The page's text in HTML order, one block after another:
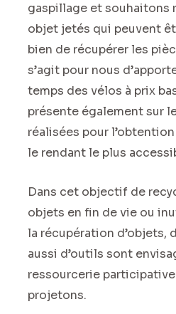
gaspillage et souhaitons
objet jetés qui peuvent
bien de récupérer les
s’agit pour nous
temps des vélos à prix
présente également sur
réalisées pour
le rendant le plus
Dans cet objectif de
objets en fin de vie ou
la récupération d’objets,
aussi d’outils sont
ressourcerie
projetons.